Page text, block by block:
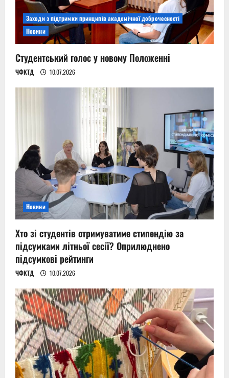
Заходи з підтримки принципів академічної доброчесності
Новини
Студентський голос у новому Положенні
ЧФКТД 10.07.2026
Новини
Хто зі студентів отримуватиме стипендію за
підсумками літньої сесії? Оприлюднено
підсумкові рейтинги
ЧФКТД 10.07.2026